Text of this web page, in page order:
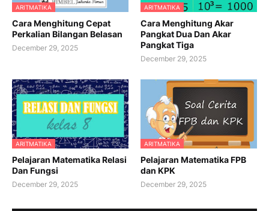
ARITMATIKA
Cara Menghitung Cepat
Perkalian Bilangan Belasan
December 29, 2025
ARITMATIKA
Cara Menghitung Akar
Pangkat Dua Dan Akar
Pangkat Tiga
December 29, 2025
ARITMATIKA
Pelajaran Matematika Relasi
Dan Fungsi
December 29, 2025
ARITMATIKA
Pelajaran Matematika FPB
dan KPK
December 29, 2025